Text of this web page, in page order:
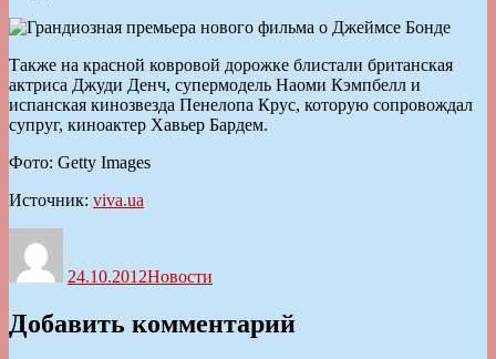
Также на красной ковровой дорожке блистали британская
актриса Джуди Денч, супермодель Наоми Кэмпбелл и
испанская кинозвезда Пенелопа Крус, которую сопровождал
супруг, киноактер Хавьер Бардем.
Фото: Getty Images
Источник: viva.ua
24.10.2012Новости
Добавить комментарий